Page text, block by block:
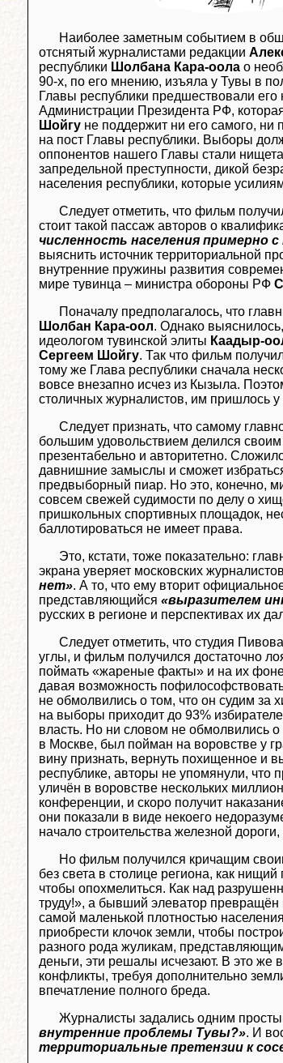
Наиболее заметным событием в
отснятый журналистами редакции
республики Шолбана Кара-оола о
90-х, по его мнению, изъяла у Тувы в
Главы республики предшествовали
Администрации Президента РФ,
Шойгу не поддержит ни его самого,
на пост Главы республики. Выборы
оппонентов нашего Главы стали
запредельной преступности, дикой
населения республики, которые
Следует отметить, что фильм
стоит такой пассаж авторов о
численность населения примерно
выяснить источник территориальной
внутренние пружины развития
мире тувинца – министра обороны РФ
Поначалу предполагалось, что
Шолбан Кара-оол. Однако
идеологом тувинской элиты Каадыр-
Сергеем Шойгу. Так что фильм
тому же Глава республики сначала
вовсе внезапно исчез из Кызыла.
столичных журналистов, им пришлось у
Следует признать, что самому
большим удовольствием делился
презентабельно и авторитетно.
давнишние замыслы и сможет
предвыборный пиар. Но это, конечно,
совсем свежей судимости по делу о
пришкольных спортивных площадок,
баллотироваться не имеет права.
Это, кстати, тоже показательно:
экрана уверяет московских
нет». А то, что ему вторит
представляющийся «выразителем
русских в регионе и перспективах их
Следует отметить, что студия
углы, и фильм получился достаточно
поймать «жареные факты» и на их фоне
давая возможность
не обмолвились о том, что он судим
на выборы приходит до 93%
власть. Но ни словом не обмолвились
в Москве, был пойман на воровстве у
вину признать, вернуть похищенное и
республике, авторы не упомянули, что
уличён в воровстве нескольких
конференции, и скоро получит
они показали в виде некоего
начало строительства железной
Но фильм получился кричащим
без света в столице региона, как
чтобы опохмелиться. Как над
труду!», а бывший элеватор
самой маленькой плотностью
приобрести клочок земли, чтобы
разного рода жуликам,
деньги, эти решалы исчезают. В это же
конфликты, требуя дополнительно
впечатление полного бреда.
Журналисты задались одним
внутренние проблемы Тувы?». И
территориальные претензии к